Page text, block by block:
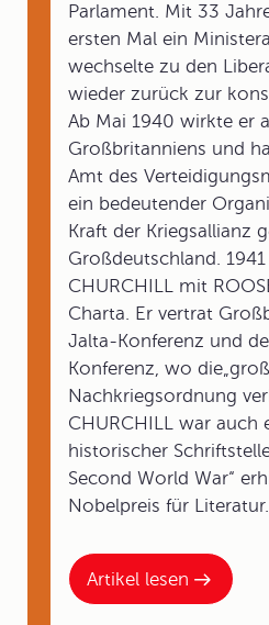
Artikel lesen
Parlament. Mit 33
ersten Mal ein
wechselte zu den
wieder zurück zur
Ab Mai 1940 wirkte er
Großbritanniens und
Amt des
ein bedeutender
Kraft der Kriegsallianz
Großdeutschland.
CHURCHILL mit
Charta. Er vertrat
Jalta-Konferenz und
Konferenz, wo
Nachkriegsordnung
CHURCHILL war auch
historischer
Second World War“
Nobelpreis für Literatur.